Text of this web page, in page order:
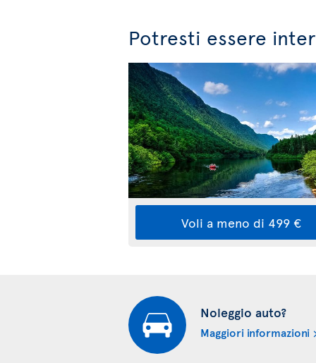
Potresti essere
Voli a meno di 499 €
Noleggio auto?
Maggiori informazioni